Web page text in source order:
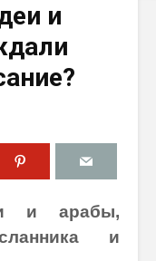
и
и арабы,
и